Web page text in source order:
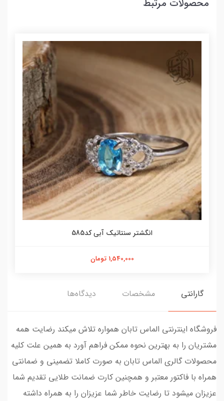
محصولات مرتبط
انگشتر سنتاتیک آبی کد585
1,540,000 تومان
گارانتی مشخصات دیدگاه‌ها
فروشگاه اینترنتی الماس تابان همواره تلاش میکند رضایت همه
مشتریان را به بهترین نحوه ممکن فراهم آورد به همین علت کلیه
محصولات گالری الماس تابان به صورت کاملا تضمینی و ضمانتی
همراه با فاکتور معتبر و همچنین کارت ضمانت طلایی تقدیم شما
عزیزان میشود تا رضایت خاطر شما عزیزان را به همراه داشته